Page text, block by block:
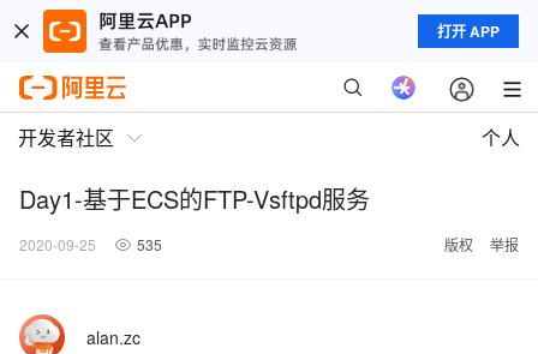
打开 APP
开发者社区 个人
Day1-基于ECS的FTP-Vsftpd服务
2020-09-25 535 版权 举报
alan.zc